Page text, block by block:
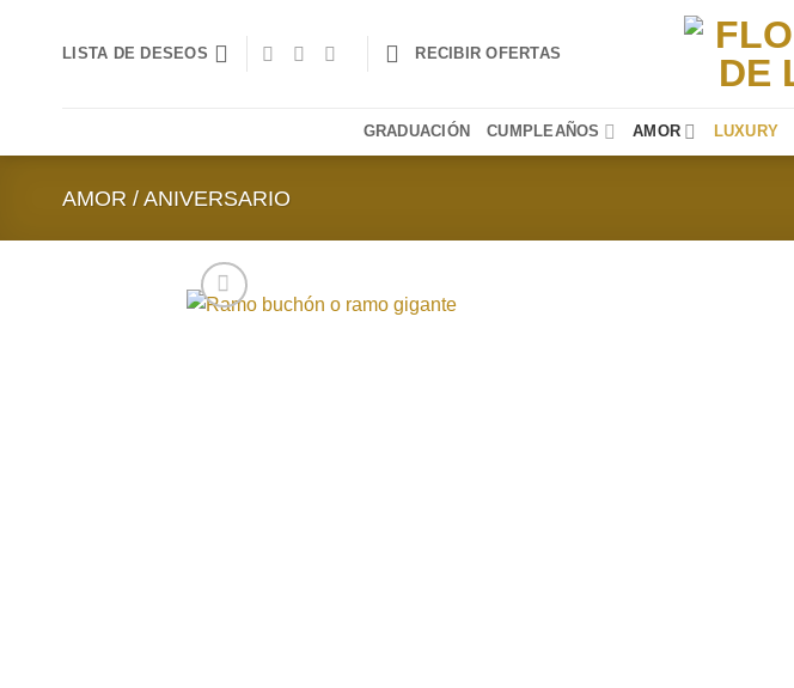
LISTA DE DESEOS RECIBIR OFERTAS
GRADUACIÓN CUMPLEAÑOS AMOR LUXURY
AMOR / ANIVERSARIO